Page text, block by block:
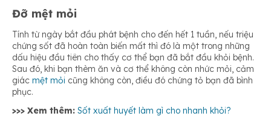
Đỡ mệt mỏi
Tính từ ngày bắt đầu phát bệnh cho đến hết 1 tuần, nếu triệu
chứng sốt đã hoàn toàn biến mất thì đó là một trong những
dấu hiệu đầu tiên cho thấy cơ thể bạn đã bắt đầu khỏi bệnh.
Sau đó, khi bạn thèm ăn và cơ thể không còn nhức mỏi, cảm
giác mệt mỏi cũng không còn, điều đó chứng tỏ bạn đã bình
phục.
>>> Xem thêm: Sốt xuất huyết làm gì cho nhanh khỏi?